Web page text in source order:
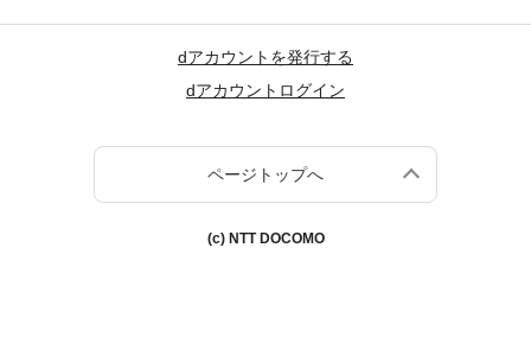
dアカウントを発行する
dアカウントログイン
ページトップへ
(c) NTT DOCOMO